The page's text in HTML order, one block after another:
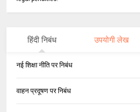
हिंदी निबंध उपयोगी लेख
नई शिक्षा नीति पर निबंध
वाहन प्रदूषण पर निबंध